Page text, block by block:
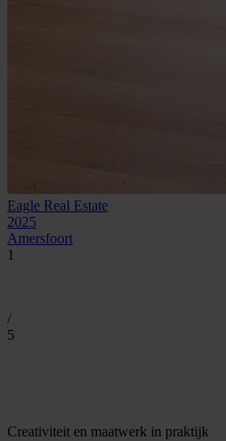
Eagle Real Estate
2025
Amersfoort
1
1
/
5
Creativiteit en maatwerk in praktijk